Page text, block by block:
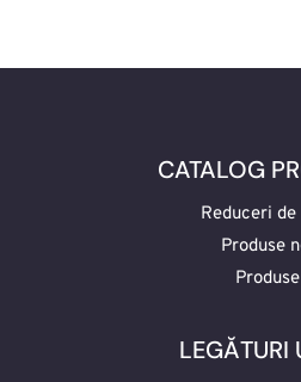
CATALOG
Reduceri
Produse
Produse
LEGĂTURI